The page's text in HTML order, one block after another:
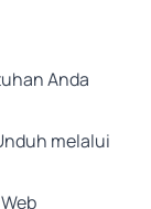
Anda
melalui